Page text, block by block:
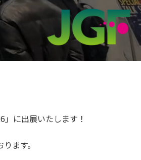
に出展いたします！
ます。